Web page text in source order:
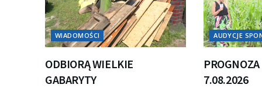
WIADOMOŚCI
ODBIORĄ WIELKIE
GABARYTY
AUDYCJE
7.08.2026